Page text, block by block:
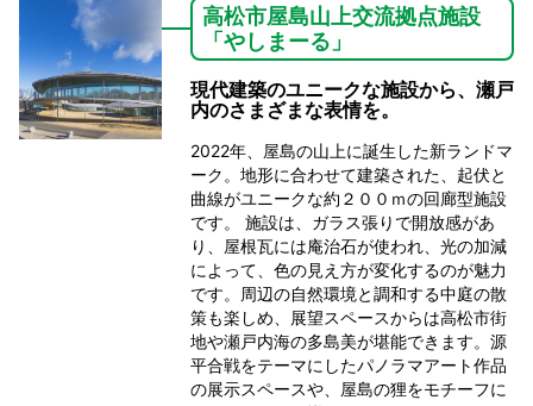
高松市屋島山上交流拠点施設
「やしまーる」
現代建築のユニークな施設から、瀬戸
内のさまざまな表情を。
2022年、屋島の山上に誕生した新ランドマ
ーク。地形に合わせて建築された、起伏と
曲線がユニークな約２００ｍの回廊型施設
です。 施設は、ガラス張りで開放感があ
り、屋根瓦には庵治石が使われ、光の加減
によって、色の見え方が変化するのが魅力
です。周辺の自然環境と調和する中庭の散
策も楽しめ、展望スペースからは高松市街
地や瀬戸内海の多島美が堪能できます。源
平合戦をテーマにしたパノラマアート作品
の展示スペースや、屋島の狸をモチーフに